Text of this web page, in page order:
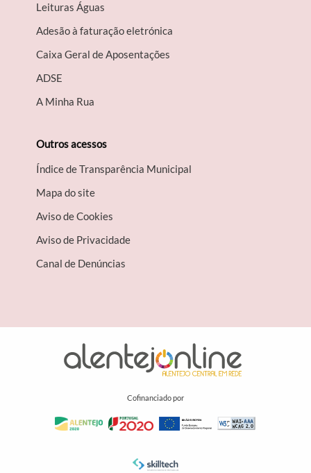
Leituras Águas
Adesão à faturação eletrónica
Caixa Geral de Aposentações
A​DSE
A Minha Rua
Outros acessos
Índice de Transparência Municipal
Mapa do site
Aviso de Cookies
Aviso de Privacidade
Canal de Denúncias
Cofinanciado por